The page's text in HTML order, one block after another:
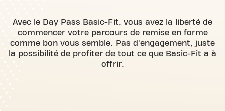
Avec le Day Pass Basic-Fit, vous avez la liberté de
commencer votre parcours de remise en forme
comme bon vous semble. Pas d'engagement, juste
la possibilité de profiter de tout ce que Basic-Fit a à
offrir.